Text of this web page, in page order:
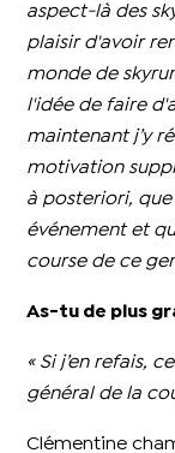
aspect-là des
plaisir d'avoir
monde de
l'idée de faire
maintenant j’y
motivation
à posteriori, que
événement et
course de ce
As-tu de plus
« Si j’en refais,
général de la
Clémentine